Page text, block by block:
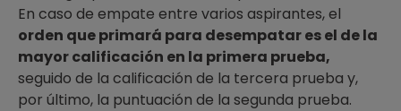
En caso de empate entre varios aspirantes, el
orden que primará para desempatar es el de la
mayor calificación en la primera prueba,
seguido de la calificación de la tercera prueba y,
por último, la puntuación de la segunda prueba.